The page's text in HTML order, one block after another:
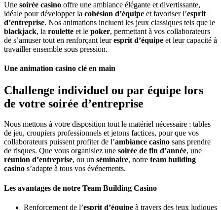
Une soirée casino offre une ambiance élégante et divertissante,
idéale pour développer la cohésion d’équipe et favoriser l’esprit
d’entreprise. Nos animations incluent les jeux classiques tels que le
blackjack, la roulette et le poker, permettant à vos collaborateurs
de s’amuser tout en renforçant leuresprit d’équipe et leur capacité à
travailler ensemble sous pression.
Une animation casino clé en main
Challenge individuel ou par équipe lors
de votre soirée d’entreprise
Nous mettons à votre disposition tout le matériel nécessaire : tables
de jeu, croupiers professionnels et jetons factices, pour que vos
collaborateurs puissent profiter de l’ambiance casino sans prendre
de risques. Que vous organisiez une soirée de fin d’année, une
réunion d’entreprise, ou un séminaire, notre team building
casino s’adapte à tous vos événements.
Les avantages de notre Team Building Casino
Renforcement de l’esprit d’équipe à travers des jeux ludiques